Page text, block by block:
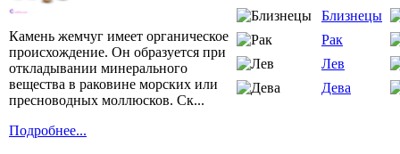
Камень жемчуг имеет органическое
происхождение. Он образуется при
откладывании минерального
вещества в раковине морских или
пресноводных моллюсков. Ск...
Подробнее...
Близнецы
Рак
Лев
Дева